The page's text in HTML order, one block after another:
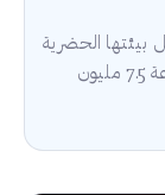
بيئتها الحضرية
ضمن مشروع "الرياض الخضراء" المستهدف لزراعة 7.5 مليون